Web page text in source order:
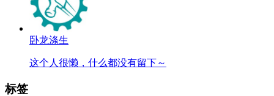
卧龙涤生
这个人很懒，什么都没有留下～
标签